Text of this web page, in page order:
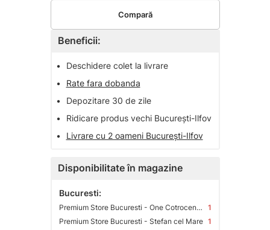
Beneficii:
•
Deschidere colet la livrare
•
Rate fara dobanda
•
Depozitare 30 de zile
•
Ridicare produs vechi București-Ilfov
•
Livrare cu 2 oameni București-Ilfov
Disponibilitate în magazine
Bucuresti:
Premium Store Bucuresti - One Cotroceni Park
1
Premium Store Bucuresti - Stefan cel Mare 1
Compară